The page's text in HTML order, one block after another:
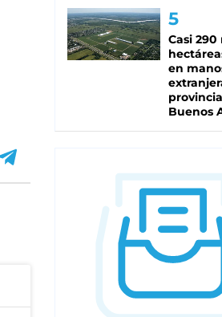
Casi 290
en
Buenos